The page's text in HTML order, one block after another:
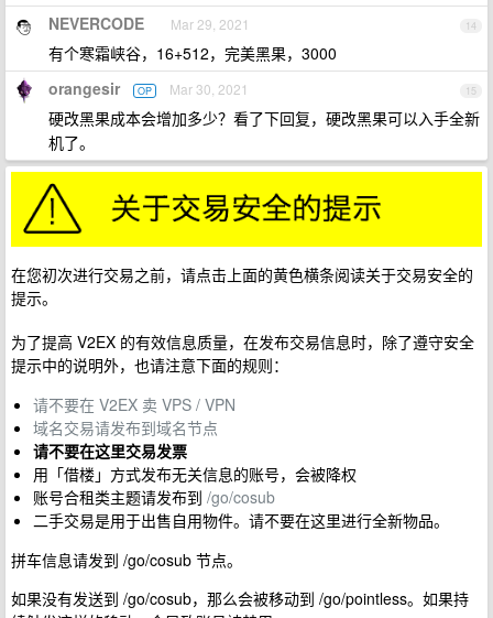
14
NEVERCODE Mar 29, 2021
有个寒霜峡谷，16+512，完美黑果，3000
15
orangesir OP Mar 30, 2021
硬改黑果成本会增加多少？看了下回复，硬改黑果可以入手全新
机了。
在您初次进行交易之前，请点击上面的黄色横条阅读关于交易安全的
提示。
为了提高 V2EX 的有效信息质量，在发布交易信息时，除了遵守安全
提示中的说明外，也请注意下面的规则：
请不要在 V2EX 卖 VPS / VPN
域名交易请发布到域名节点
请不要在这里交易发票
用「借楼」方式发布无关信息的账号，会被降权
账号合租类主题请发布到 /go/cosub
二手交易是用于出售自用物件。请不要在这里进行全新物品。
拼车信息请发到 /go/cosub 节点。
如果没有发送到 /go/cosub，那么会被移动到 /go/pointless。如果持